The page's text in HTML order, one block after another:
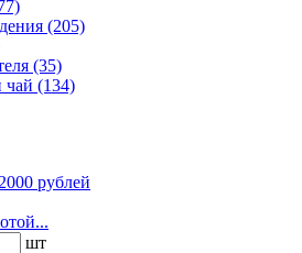
(205)
(35)
чай (134)
рублей
шт